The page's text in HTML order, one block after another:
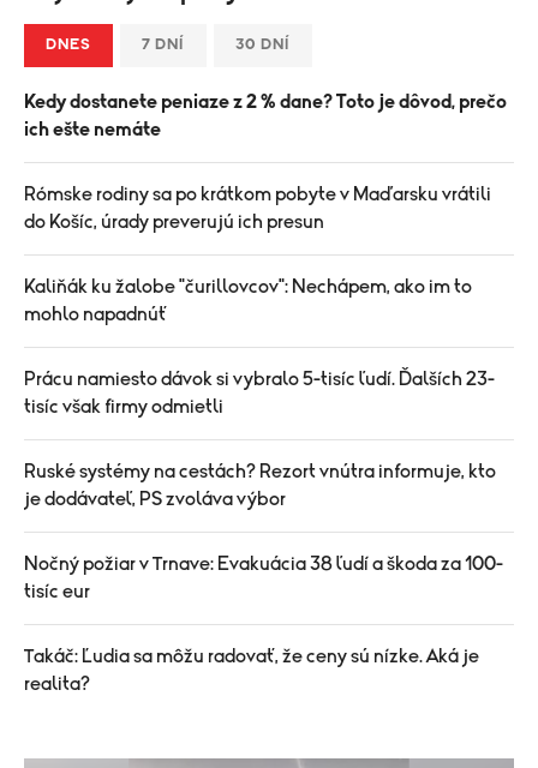
DNES 7 DNÍ 30 DNÍ
Kedy dostanete peniaze z 2 % dane? Toto je dôvod, prečo
ich ešte nemáte
Rómske rodiny sa po krátkom pobyte v Maďarsku vrátili
do Košíc, úrady preverujú ich presun
Kaliňák ku žalobe "čurillovcov": Nechápem, ako im to
mohlo napadnúť
Prácu namiesto dávok si vybralo 5-tisíc ľudí. Ďalších 23-
tisíc však firmy odmietli
Ruské systémy na cestách? Rezort vnútra informuje, kto
je dodávateľ, PS zvoláva výbor
Nočný požiar v Trnave: Evakuácia 38 ľudí a škoda za 100-
tisíc eur
Takáč: Ľudia sa môžu radovať, že ceny sú nízke. Aká je
realita?